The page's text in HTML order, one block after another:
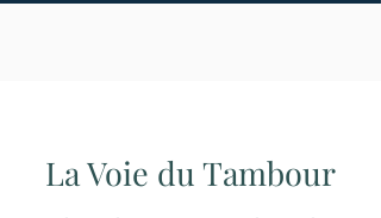
La Voie du Tambour